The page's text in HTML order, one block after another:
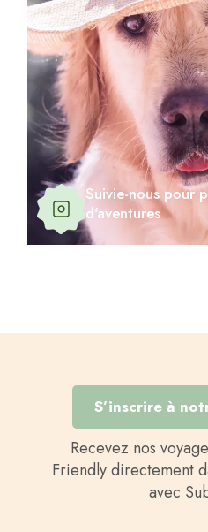
Suivie-nous pour
d'aventures
S’inscrire à
Recevez nos
Friendly directement
avec